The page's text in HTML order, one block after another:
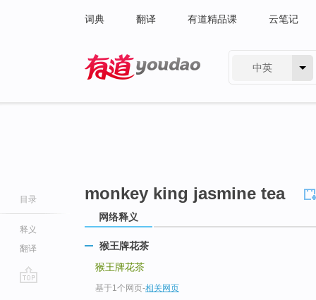
词典 翻译 有道精品课 云笔记
中英
目录
释义
翻译
monkey king jasmine tea
网络释义
猴王牌花茶
猴王牌花茶
基于1个网页-相关网页